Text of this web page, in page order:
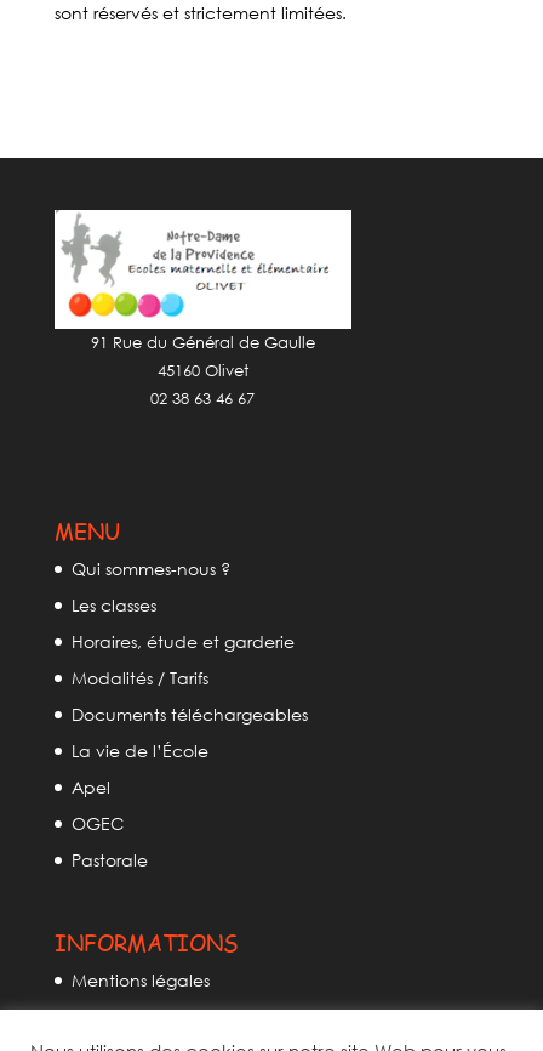
sont réservés et strictement limitées.
91 Rue du Général de Gaulle
45160 Olivet
02 38 63 46 67
MENU
Qui sommes-nous ?
Les classes
Horaires, étude et garderie
Modalités / Tarifs
Documents téléchargeables
La vie de l’École
Apel
OGEC
Pastorale
INFORMATIONS
Mentions légales
Politique de confidentialité